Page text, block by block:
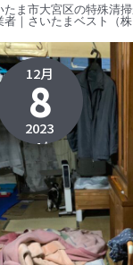
たま市大宮区の特殊清
者｜さいたまベスト（株
12月
8
2023
2024年1
月26日